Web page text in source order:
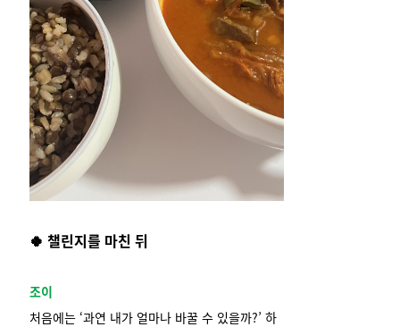
🍀 챌린지를 마친 뒤
조이
처음에는 ‘과연 내가 얼마나 바꿀 수 있을까?’ 하